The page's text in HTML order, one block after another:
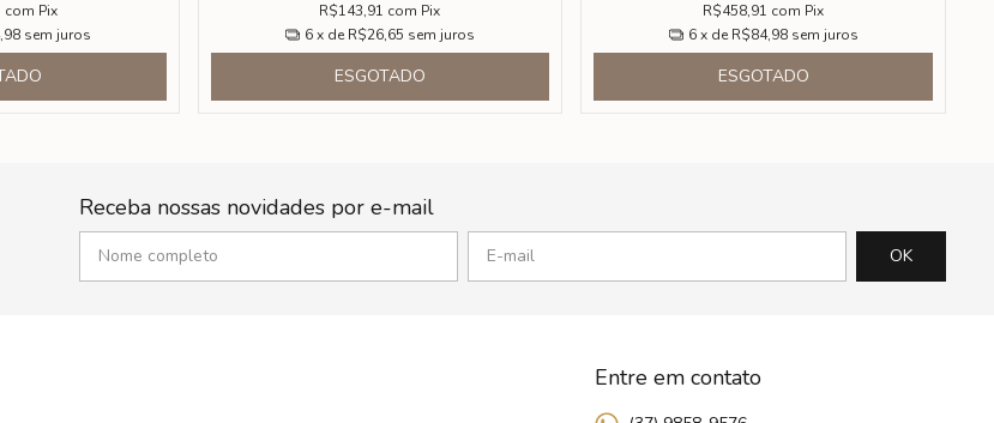
com Pix
sem juros
R$143,91 com Pix
6x de R$26,65 sem juros
ESGOTADO
R$458,91 com Pix
6 x de R$84,98 sem juros
ESGOTADO
Receba nossas novidades por e-mail
Entre em contato